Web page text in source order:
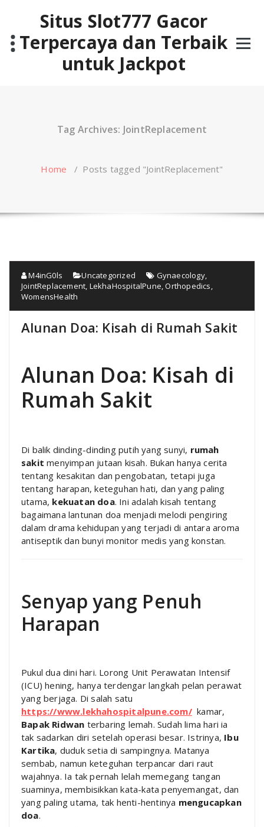
Situs Slot777 Gacor
Terpercaya dan Terbaik
untuk Jackpot
Tag Archives: JointReplacement
Home / Posts tagged "JointReplacement"
M4inG0ls Uncategorized Gynaecology,
JointReplacement LekhaHospitalPune ,Orthopedics
WomensHealth
Alunan Doa: Kisah di Rumah Sakit
Alunan Doa: Kisah di
Rumah Sakit
Di balik dinding-dinding putih yang sunyi, rumah
sakit menyimpan jutaan kisah. Bukan hanya cerita
tentang kesakitan dan pengobatan, tetapi juga
tentang harapan, keteguhan hati, dan yang paling
utama, kekuatan doa. Ini adalah kisah tentang
bagaimana lantunan doa menjadi melodi pengiring
dalam drama kehidupan yang terjadi di antara aroma
antiseptik dan bunyi monitor medis yang konstan.
Senyap yang Penuh
Harapan
Pukul dua dini hari. Lorong Unit Perawatan Intensif
(ICU) hening, hanya terdengar langkah pelan perawat
yang berjaga. Di salah satu
https://www.lekhahospitalpune.com/kamar,
Bapak Ridwan terbaring lemah. Sudah lima hari ia
tak sadarkan diri setelah operasi besar. Istrinya, Ibu
Kartika, duduk setia di sampingnya. Matanya
sembab, namun keteguhan terpancar dari raut
wajahnya. Ia tak pernah lelah memegang tangan
suaminya, membisikkan kata-kata penyemangat, dan
yang paling utama, tak henti-hentinya mengucapkan
doa.